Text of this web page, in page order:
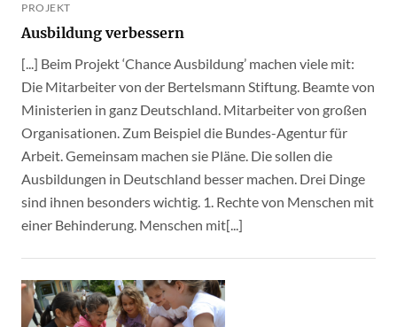
PROJEKT
Ausbildung verbessern
[...] Beim Projekt ‘Chance Ausbildung’ machen viele mit:
Die Mitarbeiter von der Bertelsmann Stiftung. Beamte von
Ministerien in ganz Deutschland. Mitarbeiter von großen
Organisationen. Zum Beispiel die Bundes-Agentur für
Arbeit. Gemeinsam machen sie Pläne. Die sollen die
Ausbildungen in Deutschland besser machen. Drei Dinge
sind ihnen besonders wichtig. 1. Rechte von Menschen mit
einer Behinderung. Menschen mit[...]